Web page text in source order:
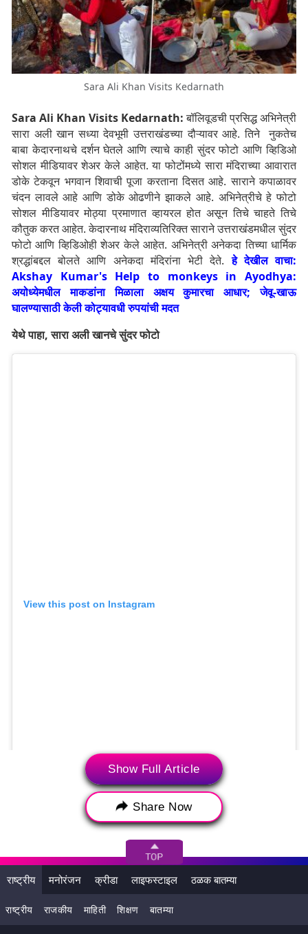
Sara Ali Khan Visits Kedarnath
Sara Ali Khan Visits Kedarnath:बॉलिवूडची प्रसिद्ध अभिनेत्री
सारा अली खान सध्या देवभूमी उत्तराखंडच्या दौऱ्यावर आहे. तिने नुकतेच
बाबा केदारनाथचे दर्शन घेतले आणि त्याचे काही सुंदर फोटो आणि व्हिडिओ
सोशल मीडियावर शेअर केले आहेत. या फोटोंमध्ये सारा मंदिराच्या आवारात
डोके टेकवून भगवान शिवाची पूजा करताना दिसत आहे.साराने कपाळावर
चंदन लावले आहे आणि डोके ओढणीने झाकले आहे. अभिनेत्रीचे हे फोटो
सोशल मीडियावर मोठ्या प्रमाणात व्हायरल होत असून तिचे चाहते तिचे
कौतुक करत आहेत. केदारनाथ मंदिराव्यतिरिक्त साराने उत्तराखंडमधील सुंदर
फोटो आणि व्हिडिओही शेअर केले आहेत. अभिनेत्री अनेकदा तिच्या धार्मिक
श्रद्धांबद्दल बोलते आणि अनेकदा मंदिरांना भेटी देते.हे देखील वाचा:
Akshay Kumar's Help to monkeys in Ayodhya:
अयोध्येमधील माकडांना मिळाला अक्षय कुमारचा आधार; जेवू-खाऊ
घालण्यासाठी केली कोट्यावधी रुपयांची मदत
येथे पाहा, सारा अली खानचे सुंदर फोटो
View this post on Instagram
A post shared by Sara Ali Khan (@saraalikhan95)
Show Full Article
Share Now
राष्ट्रीय मनोरंजन क्रीडा लाइफस्टाइल ठळक बातम्या
राष्ट्रीय राजकीय माहिती शिक्षण बातम्या